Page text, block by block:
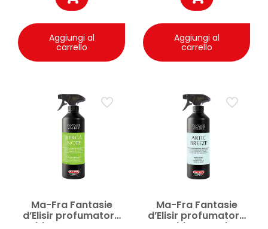
Aggiungi al
carrello
Aggiungi al
carrello
Ma-Fra Fantasie
d’Elisir profumatore
ambiente Berga Note
Ma-Fra Fantasie
d’Elisir profumatore
ambiente Artic